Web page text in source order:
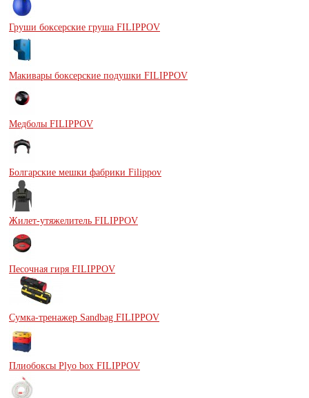
Груши боксерские груша FILIPPOV
Макивары боксерские подушки FILIPPOV
Медболы FILIPPOV
Болгарские мешки фабрики Filippov
Жилет-утяжелитель FILIPPOV
Песочная гиря FILIPPOV
Сумка-тренажер Sandbag FILIPPOV
Плиобоксы Plyo box FILIPPOV